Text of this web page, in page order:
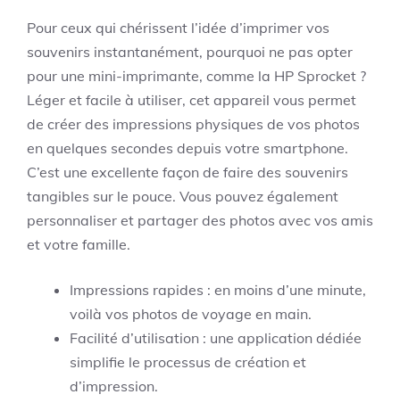
Pour ceux qui chérissent l’idée d’imprimer vos
souvenirs instantanément, pourquoi ne pas opter
pour une mini-imprimante, comme la HP Sprocket ?
Léger et facile à utiliser, cet appareil vous permet
de créer des impressions physiques de vos photos
en quelques secondes depuis votre smartphone.
C’est une excellente façon de faire des souvenirs
tangibles sur le pouce. Vous pouvez également
personnaliser et partager des photos avec vos amis
et votre famille.
Impressions rapides : en moins d’une minute,
voilà vos photos de voyage en main.
Facilité d’utilisation : une application dédiée
simplifie le processus de création et
d’impression.